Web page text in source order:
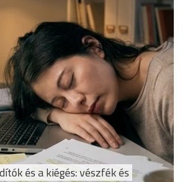
és a kiégés: vészfék és